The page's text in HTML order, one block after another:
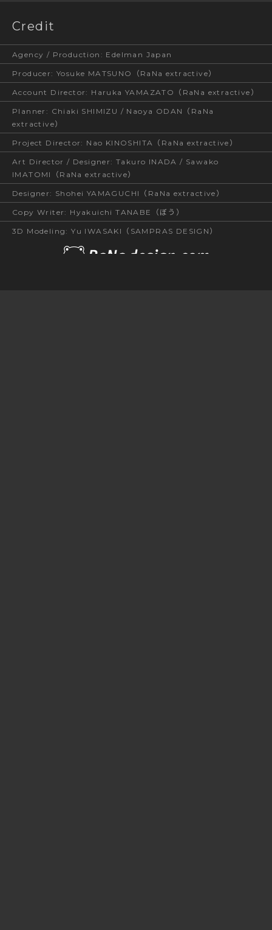
Credit
Agency / Production : Edelman Japan
Producer:Yosuke MATSUNO（RaNa extractive）
Account Director: Haruka YAMAZATO（RaNa extractive）
Planner : Chiaki SHIMIZU / Naoya ODAN（RaNa
extractive）
Project Director: Nao KINOSHITA（RaNa extractive）
Art Director / Designer:Takuro INADA / Sawako
IMATOMI（RaNa extractive）
Designer: Shohei YAMAGUCHI（RaNa extractive）
Copy Writer: Hyakuichi TANABE（ぼう）
3D Modeling :Yu IWASAKI（SAMPRAS DESIGN）